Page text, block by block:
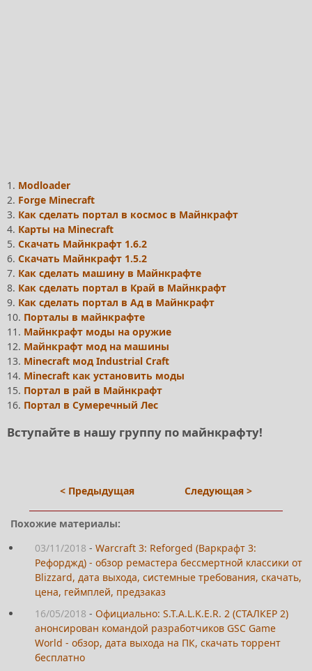
1. Modloader
2. Forge Minecraft
3. Как сделать портал в космос в Майнкрафт
4. Карты на Minecraft
5. Скачать Майнкрафт 1.6.2
6. Скачать Майнкрафт 1.5.2
7. Как сделать машину в Майнкрафте
8. Как сделать портал в Край в Майнкрафт
9. Как сделать портал в Ад в Майнкрафт
10. Порталы в майнкрафте
11. Майнкрафт моды на оружие
12. Майнкрафт мод на машины
13. Minecraft мод Industrial Craft
14. Minecraft как установить моды
15. Портал в рай в Майнкрафт
16. Портал в Сумеречный Лес
Вступайте в нашу группу по майнкрафту!
< Предыдущая Следующая >
Похожие материалы:
03/11/2018 - Warcraft 3: Reforged (Варкрафт 3:
Рефорджд) - обзор ремастера бессмертной классики от
Blizzard, дата выхода, системные требования, скачать,
цена, геймплей, предзаказ
16/05/2018 - Официально: S.T.A.L.K.E.R. 2 (СТАЛКЕР 2)
анонсирован командой разработчиков GSC Game
World - обзор, дата выхода на ПК, скачать торрент
бесплатно